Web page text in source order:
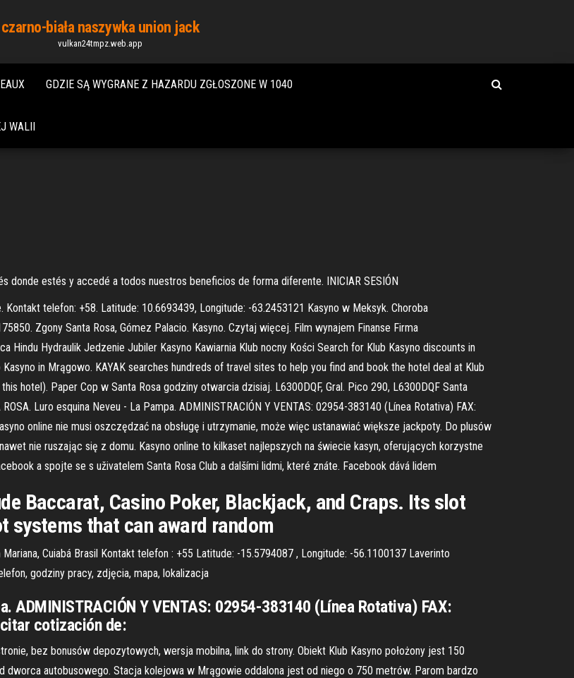
czarno-biała naszywka union jack
vulkan24tmpz.web.app
GDZIE SĄ WYGRANE Z HAZARDU ZGŁOSZONE W 1040
WALII
donde estés y accedé a todos nuestros beneficios de forma diferente. INICIAR SESIÓN
Kontakt telefon: +58. Latitude: 10.6693439, Longitude: -63.2453121 Kasyno w Meksyk. Choroba
Zgony Santa Rosa, Gómez Palacio. Kasyno. Czytaj więcej. Film wynajem Finanse Firma
Hindu Hydraulik Jedzenie Jubiler Kasyno Kawiarnia Klub nocny Kości Search for Klub Kasyno discounts in
in Mrągowo. KAYAK searches hundreds of travel sites to help you find and book the hotel deal at Klub
hotel). Paper Cop w Santa Rosa godziny otwarcia dzisiaj. L6300DQF, Gral. Pico 290, L6300DQF Santa
Luro esquina Neveu - La Pampa. ADMINISTRACIÓN Y VENTAS: 02954-383140 (Línea Rotativa) FAX:
online nie musi oszczędzać na obsługę i utrzymanie, może więc ustanawiać większe jackpoty. Do plusów
nie ruszając się z domu. Kasyno online to kilkaset najlepszych na świecie kasyn, oferujących korzystne
a spojte se s uživatelem Santa Rosa Club a dalšími lidmi, které znáte. Facebook dává lidem
Baccarat, Casino Poker, Blackjack, and Craps. Its slot
that can award random
Cuiabá Brasil Kontakt telefon : +55 Latitude: -15.5794087 , Longitude: -56.1100137 Laverinto
godziny pracy, zdjęcia, mapa, lokalizacja
ADMINISTRACIÓN Y VENTAS: 02954-383140 (Línea Rotativa) FAX:
cotización de:
bez bonusów depozytowych, wersja mobilna, link do strony. Obiekt Klub Kasyno położony jest 150
autobusowego. Stacja kolejowa w Mrągowie oddalona jest od niego o 750 metrów. Parom bardzo